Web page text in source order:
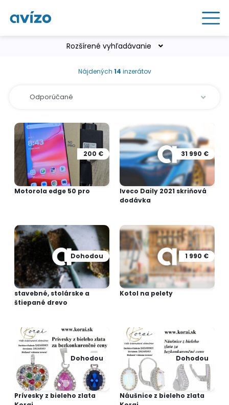
Rozšírené vyhľadávanie
Nájdených 14 inzerátov
200 €
Motorola edge 50 pro
31 990 €
Iveco Daily 2021 skriňová
dodávka
Dohodou
stavebné, stolárske a
štiepané drevo
1 990 €
Kotol na pelety
Dohodou
Prívesky z bieleho zlata
Dohodou
Náušnice z bieleho zlata